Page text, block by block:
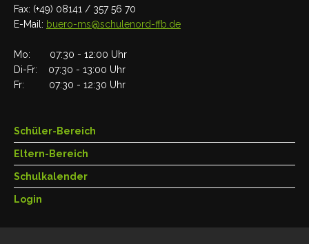
Fax: (+49) 08141 / 357 56 70
E-Mail: buero-ms@schulenord-ffb.de
Mo: 07:30 - 12:00 Uhr
Di-Fr: 07:30 - 13:00 Uhr
Fr: 07:30 - 12:30 Uhr
Schüler-Bereich
Eltern-Bereich
Schulkalender
Login